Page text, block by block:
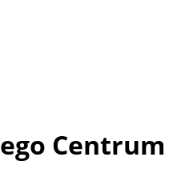
Centrum